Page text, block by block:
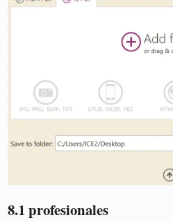
8.1 profesionales